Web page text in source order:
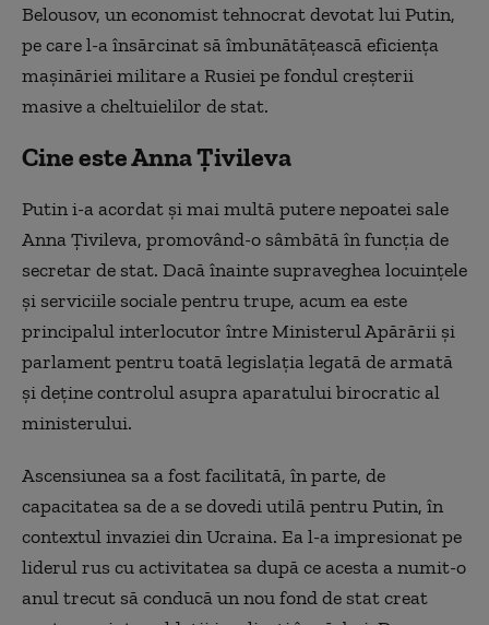
Belousov, un economist tehnocrat devotat lui Putin,
pe care l-a însărcinat să îmbunătăţească eficienţa
maşinăriei militare a Rusiei pe fondul creşterii
masive a cheltuielilor de stat.
Cine este Anna Țivileva
Putin i-a acordat şi mai multă putere nepoatei sale
Anna Ţivileva, promovând-o sâmbătă în funcţia de
secretar de stat. Dacă înainte supraveghea locuinţele
şi serviciile sociale pentru trupe, acum ea este
principalul interlocutor între Ministerul Apărării şi
parlament pentru toată legislaţia legată de armată
şi deţine controlul asupra aparatului birocratic al
ministerului.
Ascensiunea sa a fost facilitată, în parte, de
capacitatea sa de a se dovedi utilă pentru Putin, în
contextul invaziei din Ucraina. Ea l-a impresionat pe
liderul rus cu activitatea sa după ce acesta a numit-o
anul trecut să conducă un nou fond de stat creat